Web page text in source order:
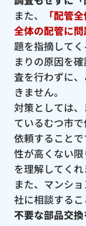
また、
「配管
全体の配管に問
題を指摘して
まりの原因を
査を行わずに
きません。
対策としては
ているむつ市
依頼すること
性が高くない
を理解してくれ
また、マンシ
社に相談するこ
不要な部品交